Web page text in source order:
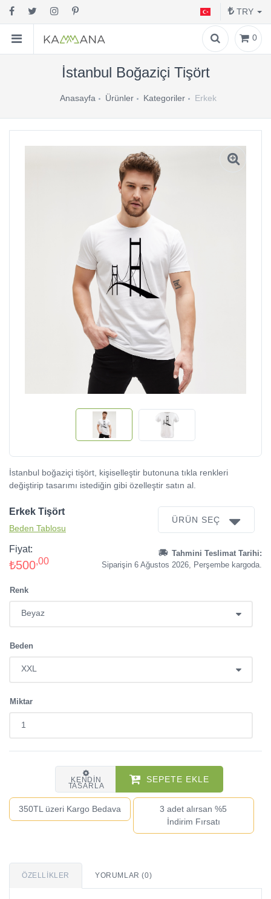
TRY
0
İstanbul Boğaziçi Tişört
Anasayfa Ürünler Kategoriler Erkek
İstanbul boğaziçi tişört, kişiselleştir butonuna tıkla renkleri
değiştirip tasarımı istediğin gibi özelleştir satın al.
Erkek Tişört
Beden Tablosu
ÜRÜN SEÇ
Fiyat:
₺500,00
Tahmini Teslimat Tarihi:
Siparişin 6 Ağustos 2026, Perşembe kargoda.
Renk
Beden
Miktar
KENDIN
TASARLA
SEPETE EKLE
350TL üzeri Kargo Bedava
3 adet alırsan %5
İndirim Fırsatı
ÖZELLIKLER YORUMLAR (0)